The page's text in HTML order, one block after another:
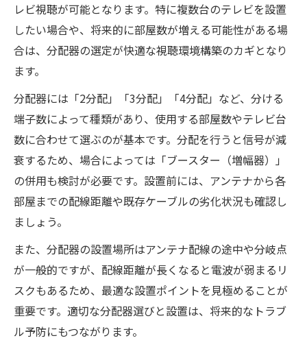
レビ視聴が可能となります。特に複数台のテレビを設置
したい場合や、将来的に部屋数が増える可能性がある場
合は、分配器の選定が快適な視聴環境構築のカギとなり
ます。
分配器には「2分配」「3分配」「4分配」など、分ける
端子数によって種類があり、使用する部屋数やテレビ台
数に合わせて選ぶのが基本です。分配を行うと信号が減
衰するため、場合によっては「ブースター（増幅器）」
の併用も検討が必要です。設置前には、アンテナから各
部屋までの配線距離や既存ケーブルの劣化状況も確認し
ましょう。
また、分配器の設置場所はアンテナ配線の途中や分岐点
が一般的ですが、配線距離が長くなると電波が弱まるリ
スクもあるため、最適な設置ポイントを見極めることが
重要です。適切な分配器選びと設置は、将来的なトラブ
ル予防にもつながります。